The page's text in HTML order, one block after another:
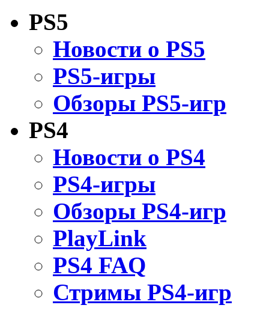
PS5
Новости о PS5
PS5-игры
Обзоры PS5-игр
PS4
Новости о PS4
PS4-игры
Обзоры PS4-игр
PlayLink
PS4 FAQ
Стримы PS4-игр